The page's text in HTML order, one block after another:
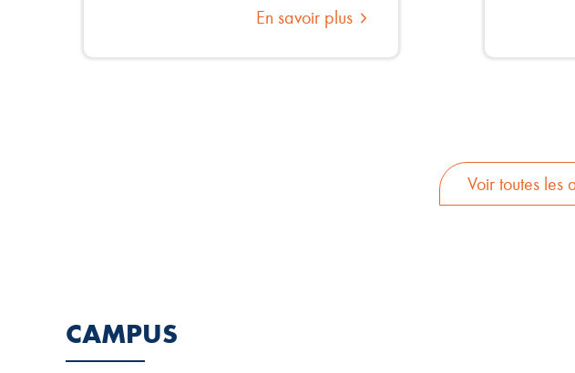
En savoir plus
Voir toutes les
CAMPUS